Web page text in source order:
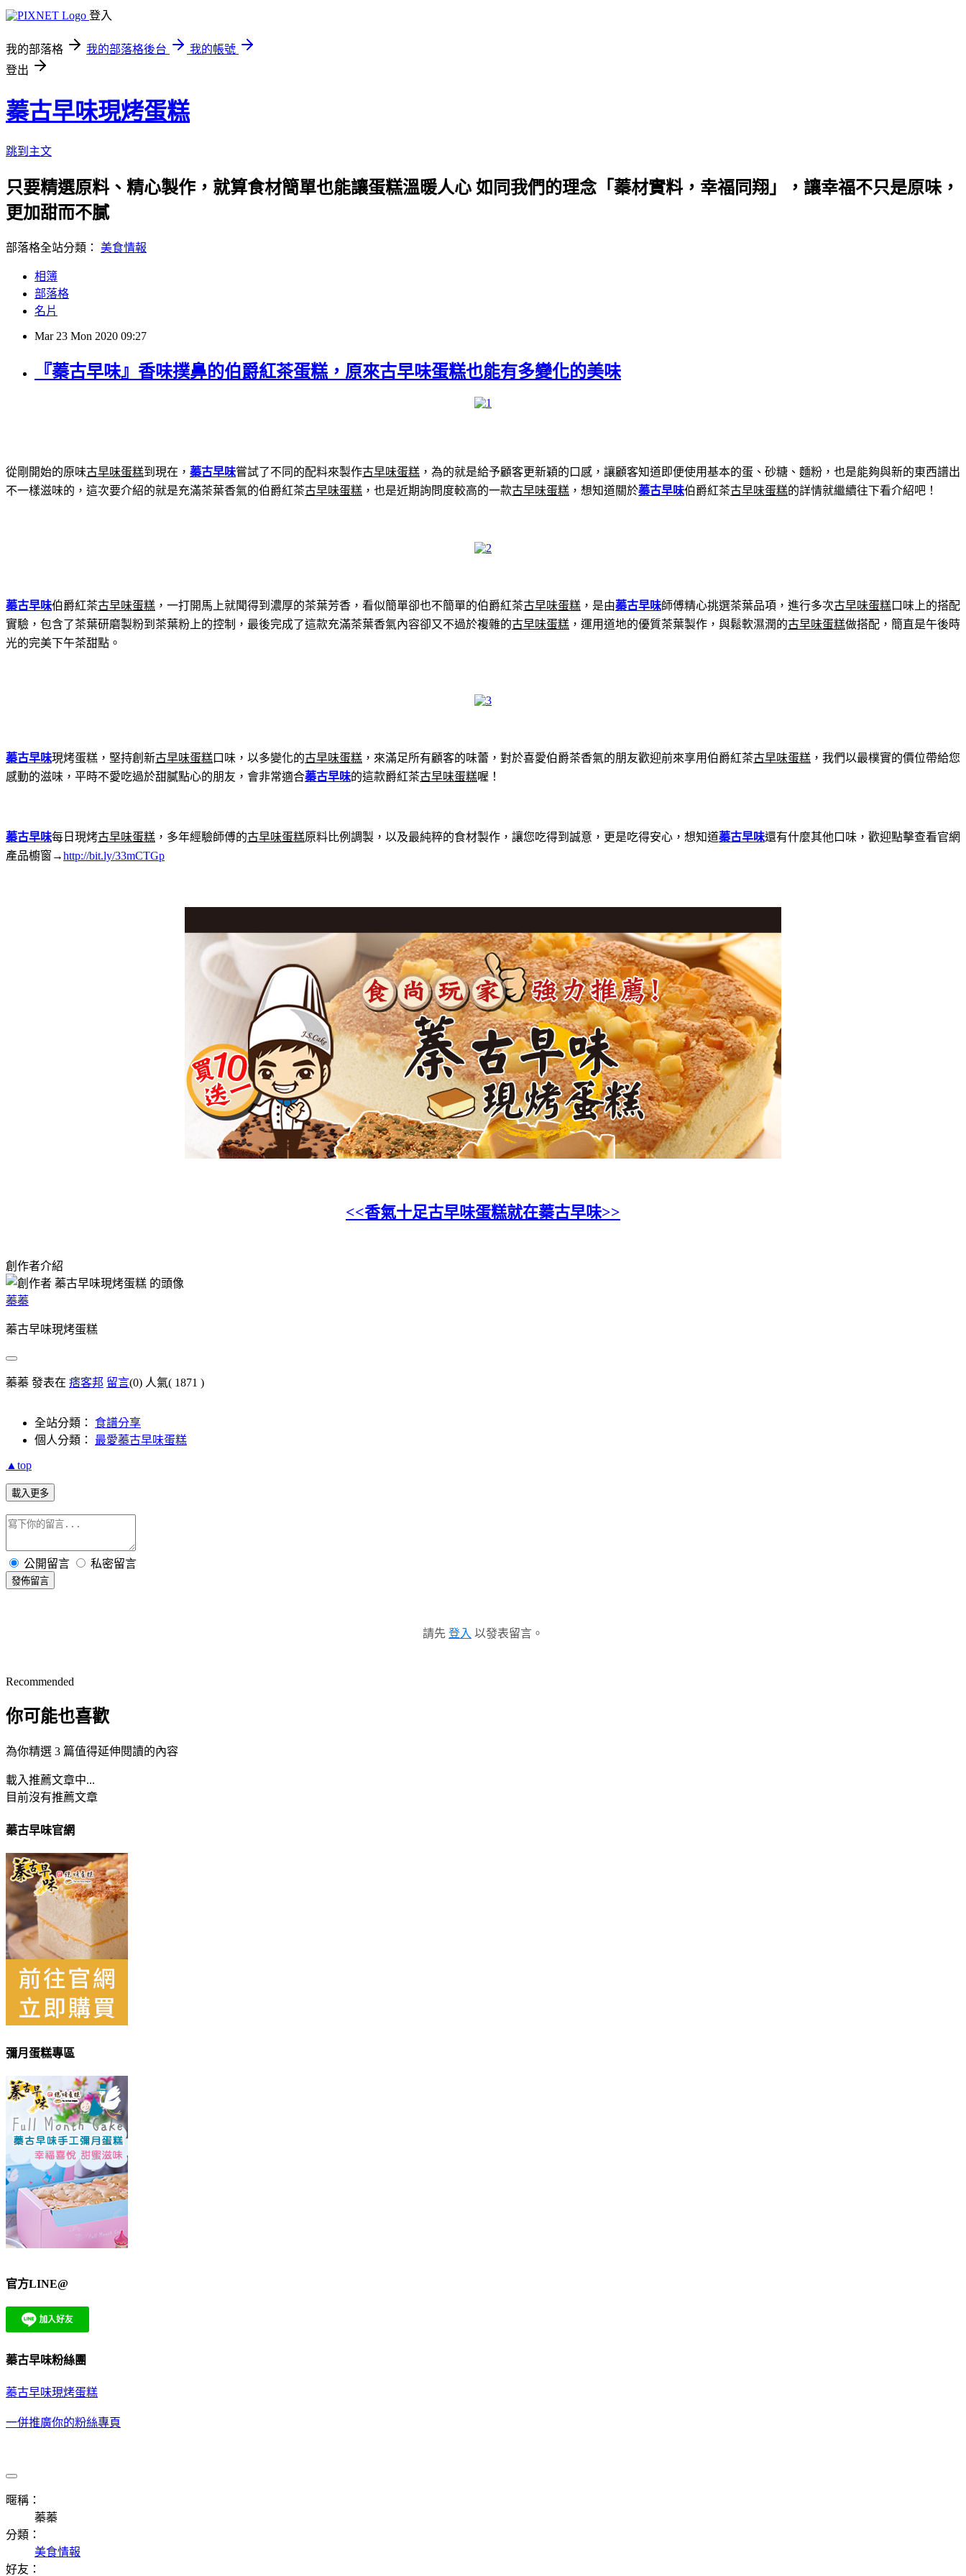
登入
我的部落格 我的部落格後台
我的帳號
登出
蓁古早味現烤蛋糕
跳到主文
只要精選原料、精心製作，就算食材簡單也能讓蛋糕溫暖人心 如同我們的理念「蓁材實料，幸福同翔」，讓幸福不只是原味，
更加甜而不膩
部落格全站分類： 美食情報
相簿
部落格
名片
Mar 23 Mon 2020 09:27
『蓁古早味』香味撲鼻的伯爵紅茶蛋糕，原來古早味蛋糕也能有多變化的美味
從剛開始的原味古早味蛋糕到現在， 蓁古早味嘗試了不同的配料來製作古早味蛋糕 ，為的就是給予顧客更新穎的口感，讓顧客知道即便使用基本的蛋、砂糖、麵粉，也是能夠與新的東西譜出
不一樣滋味的，這次要介紹的就是充滿茶葉香氣的伯爵紅茶古早味蛋糕 ，也是近期詢問度較高的一款古早味蛋糕 ，想知道關於蓁古早味伯爵紅茶古早味蛋糕的詳情就繼續往下看介紹吧！
蓁古早味伯爵紅茶古早味蛋糕 ，一打開馬上就聞得到濃厚的茶葉芳香，看似簡單卻也不簡單的伯爵紅茶古早味蛋糕 ，是由蓁古早味師傅精心挑選茶葉品項，進行多次古早味蛋糕口味上的搭配
實驗，包含了茶葉研磨製粉到茶葉粉上的控制，最後完成了這款充滿茶葉香氣內容卻又不過於複雜的古早味蛋糕 ，運用道地的優質茶葉製作，與鬆軟濕潤的古早味蛋糕做搭配，簡直是午後時
光的完美下午茶甜點。
蓁古早味現烤蛋糕，堅持創新古早味蛋糕口味，以多變化的古早味蛋糕 ，來滿足所有顧客的味蕾，對於喜愛伯爵茶香氣的朋友歡迎前來享用伯爵紅茶古早味蛋糕 ，我們以最樸實的價位帶給您
感動的滋味，平時不愛吃過於甜膩點心的朋友，會非常適合蓁古早味的這款爵紅茶古早味蛋糕喔！
蓁古早味每日現烤古早味蛋糕 ，多年經驗師傅的古早味蛋糕原料比例調製，以及最純粹的食材製作，讓您吃得到誠意，更是吃得安心，想知道蓁古早味還有什麼其他口味，歡迎點擊查看官網
產品櫥窗→http://bit.ly/33mCTGp
<<香氣十足古早味蛋糕就在蓁古早味>>
創作者介紹
蓁蓁
蓁古早味現烤蛋糕
蓁蓁 發表在 痞客邦 留言(0) 人氣( 1871 )
全站分類： 食譜分享
個人分類： 最愛蓁古早味蛋糕
▲top
載入更多
公開留言 私密留言
發佈留言
請先 登入 以發表留言。
Recommended
你可能也喜歡
為你精選 3 篇值得延伸閱讀的內容
載入推薦文章中...
目前沒有推薦文章
蓁古早味官網
彌月蛋糕專區
官方LINE@
蓁古早味粉絲團
蓁古早味現烤蛋糕
一併推廣你的粉絲專頁
暱稱：
蓁蓁
分類：
美食情報
好友：